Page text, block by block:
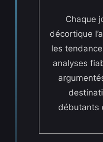
Chaque
décortique
les
analyses
débutants